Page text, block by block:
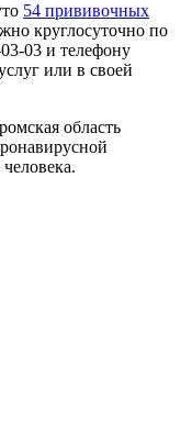
54 прививочных
круглосуточно по
03 и телефону
или в своей
область